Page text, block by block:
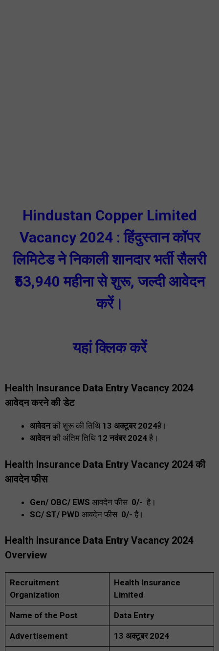
Hindustan Copper Limited
Vacancy 2024 : हिंदुस्तान कॉपर
लिमिटेड ने निकाली शानदार भर्ती सैलरी
₹53,940 महीना से शुरू, जल्दी आवेदन
करें।
यहां क्लिक करें
Health Insurance Data Entry Vacancy 2024
आवेदन करने की डेट
आवेदनकी शुरू की तिथि 13 अक्टूबर 2024है।
आवेदनकी अंतिम तिथि 12 नवंबर 2024 है।
Health Insurance Data Entry Vacancy 2024की
आवदेन फीस
Gen/ OBC/ EWS आवदेन फीस ₹ 0/- है।
SC/ ST/ PWD आवदेन फीस ₹ 0/- है।
Health Insurance Data Entry Vacancy 2024
Overview
Recruitment
Organization
Health Insurance
Limited
Name of the Post Data Entry
Advertisement 13 अक्टूबर 2024